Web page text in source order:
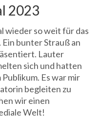
2023
wieder so weit für das
bunter Strauß an
Lauter
sich und hatten
Es war mir
begleiten zu
wir einen
Welt!